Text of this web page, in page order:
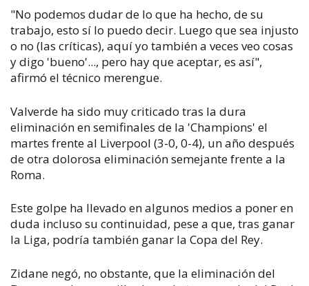
"No podemos dudar de lo que ha hecho, de su
trabajo, esto sí lo puedo decir. Luego que sea injusto
o no (las críticas), aquí yo también a veces veo cosas
y digo 'bueno'..., pero hay que aceptar, es así",
afirmó el técnico merengue.
Valverde ha sido muy criticado tras la dura
eliminación en semifinales de la 'Champions' el
martes frente al Liverpool (3-0, 0-4), un año después
de otra dolorosa eliminación semejante frente a la
Roma.
Este golpe ha llevado en algunos medios a poner en
duda incluso su continuidad, pese a que, tras ganar
la Liga, podría también ganar la Copa del Rey.
Zidane negó, no obstante, que la eliminación del